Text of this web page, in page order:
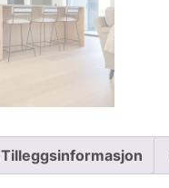
Tilleggsinformasjon